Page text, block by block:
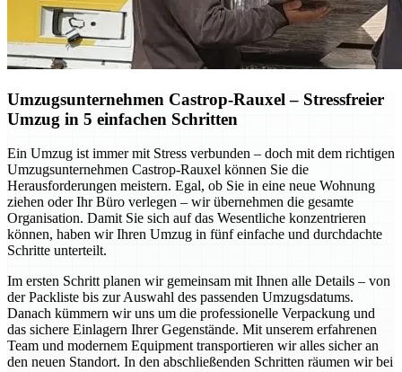
Umzugsunternehmen Castrop-Rauxel – Stressfreier
Umzug in 5 einfachen Schritten
Ein Umzug ist immer mit Stress verbunden – doch mit dem richtigen
Umzugsunternehmen Castrop-Rauxel können Sie die
Herausforderungen meistern. Egal, ob Sie in eine neue Wohnung
ziehen oder Ihr Büro verlegen – wir übernehmen die gesamte
Organisation. Damit Sie sich auf das Wesentliche konzentrieren
können, haben wir Ihren Umzug in fünf einfache und durchdachte
Schritte unterteilt.
Im ersten Schritt planen wir gemeinsam mit Ihnen alle Details – von
der Packliste bis zur Auswahl des passenden Umzugsdatums.
Danach kümmern wir uns um die professionelle Verpackung und
das sichere Einlagern Ihrer Gegenstände. Mit unserem erfahrenen
Team und modernem Equipment transportieren wir alles sicher an
den neuen Standort. In den abschließenden Schritten räumen wir bei